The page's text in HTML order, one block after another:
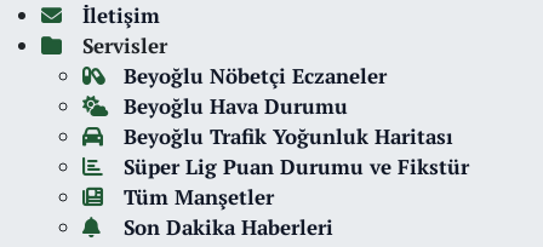
İletişim
Servisler
Beyoğlu Nöbetçi Eczaneler
Beyoğlu Hava Durumu
Beyoğlu Trafik Yoğunluk Haritası
Süper Lig Puan Durumu ve Fikstür
Tüm Manşetler
Son Dakika Haberleri